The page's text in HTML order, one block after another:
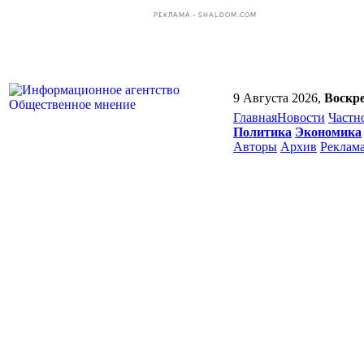
РЕКЛАМА • SHALDOM.COM
9 Августа 2026,
ГлавнаяНовости
Политика Экономика
Авторы Архив